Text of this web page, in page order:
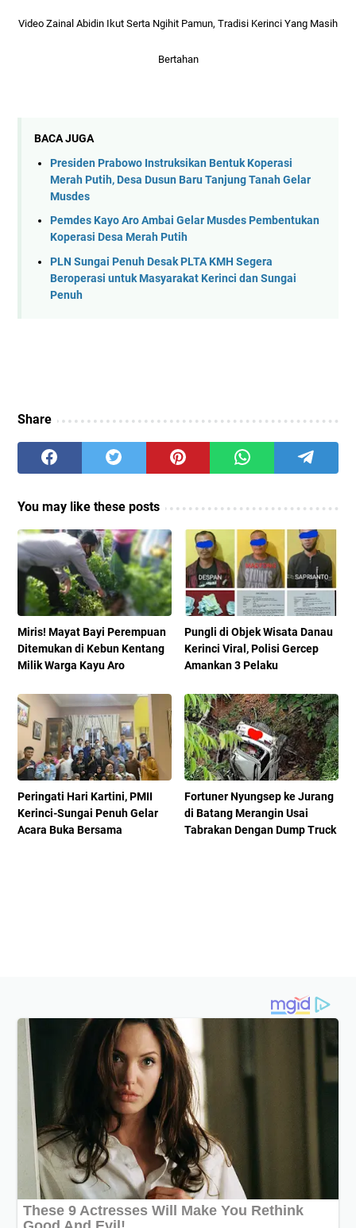
Video Zainal Abidin Ikut Serta Ngihit Pamun, Tradisi Kerinci Yang Masih
Bertahan
BACA JUGA
Presiden Prabowo Instruksikan Bentuk Koperasi
Merah Putih, Desa Dusun Baru Tanjung Tanah Gelar
Musdes
Pemdes Kayo Aro Ambai Gelar Musdes Pembentukan
Koperasi Desa Merah Putih
PLN Sungai Penuh Desak PLTA KMH Segera
Beroperasi untuk Masyarakat Kerinci dan Sungai
Penuh
Share
You may like these posts
Miris! Mayat Bayi Perempuan
Ditemukan di Kebun Kentang
Milik Warga Kayu Aro
Pungli di Objek Wisata Danau
Kerinci Viral, Polisi Gercep
Amankan 3 Pelaku
Peringati Hari Kartini, PMII
Kerinci-Sungai Penuh Gelar
Acara Buka Bersama
Fortuner Nyungsep ke Jurang
di Batang Merangin Usai
Tabrakan Dengan Dump Truck